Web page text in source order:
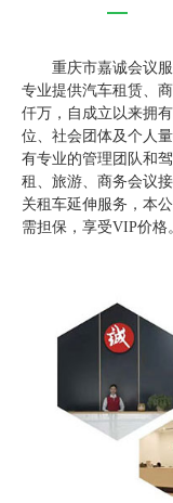
重庆市嘉诚会议
专业提供汽车租赁、
仟万，自成立以来拥
位、社会团体及个人
有专业的管理团队和
租、旅游、商务会议
关租车延伸服务，本
需担保，享受VIP价格